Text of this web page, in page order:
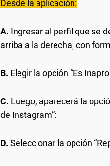
Desde la aplicación:
A. Ingresar al perfil que se
arriba a la derecha, con
B. Elegir la opción “Es
C. Luego, aparecerá la
de Instagram”:
D. Seleccionar la opción